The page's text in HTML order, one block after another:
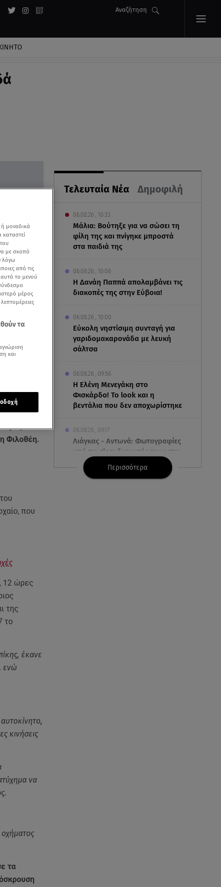
Αναζήτηση
Τελευταία Νέα Δημοφιλή
06.08.26 , 10:33
Μάλια: Βούτηξε για να σώσει τη
φίλη της και πνίγηκε μπροστά
στα παιδιά της
06.08.26 , 10:06
Η Δανάη Παππά απολαμβάνει τις
διακοπές της στην Εύβοια!
06.08.26 , 10:00
Eύκολη νηστίσιμη συνταγή για
γαριδομακαρονάδα με λευκή
σάλτσα
06.08.26 , 09:56
Η Ελένη Μενεγάκη στο
Φισκάρδο! Το look και η
βεντάλια που δεν αποχωρίστηκε
06.08.26 , 09:17
Λιάγκας - Αντωνά: Φωτογραφίες
από τις glam διακοπές τους στη
Μύκονο
Περισσότερα
που
Φιλοθέη.
που
12 ώρες
της
το
έκανε
ενώ
κινήσεις
να
οχήματος
τα
μοναδικά
με σκοπό
λόγω
από τις
αυτό το μενού
μέρος
τα
και